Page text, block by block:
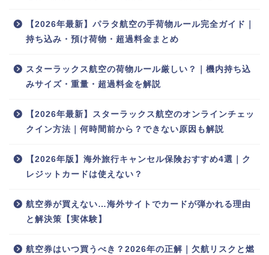
【2026年最新】パラタ航空の手荷物ルール完全ガイド｜
持ち込み・預け荷物・超過料金まとめ
スターラックス航空の荷物ルール厳しい？｜機内持ち込
みサイズ・重量・超過料金を解説
【2026年最新】スターラックス航空のオンラインチェッ
クイン方法｜何時間前から？できない原因も解説
【2026年版】海外旅行キャンセル保険おすすめ4選｜ク
レジットカードは使えない？
航空券が買えない…海外サイトでカードが弾かれる理由
と解決策【実体験】
航空券はいつ買うべき？2026年の正解｜欠航リスクと燃